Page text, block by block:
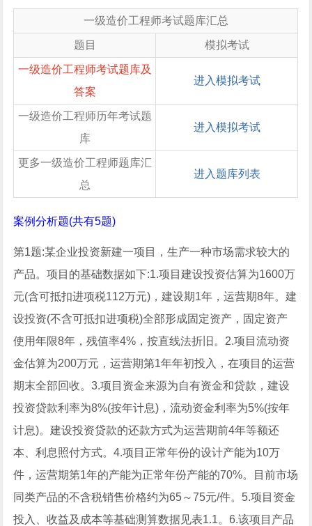
一级造价工程师考试题库汇总
题目 模拟考试
一级造价工程师考试题库及
答案
进入模拟考试
一级造价工程师历年考试题
库
进入模拟考试
更多一级造价工程师题库汇
总
进入题库列表
案例分析题(共有5题)
第1题:某企业投资新建一项目，生产一种市场需求较大的
产品。项目的基础数据如下:1.项目建设投资估算为1600万
元(含可抵扣进项税112万元)，建设期1年，运营期8年。建
设投资(不含可抵扣进项税)全部形成固定资产，固定资产
使用年限8年，残值率4%，按直线法折旧。2.项目流动资
金估算为200万元，运营期第1年年初投入，在项目的运营
期末全部回收。3.项目资金来源为自有资金和贷款，建设
投资贷款利率为8%(按年计息)，流动资金利率为5%(按年
计息)。建设投资贷款的还款方式为运营期前4年等额还
本、利息照付方式。4.项目正常年份的设计产能为10万
件，运营期第1年的产能为正常年份产能的70%。目前市场
同类产品的不含税销售价格约为65～75元/件。5.项目资金
投入、收益及成本等基础测算数据见表1.1。6.该项目产品